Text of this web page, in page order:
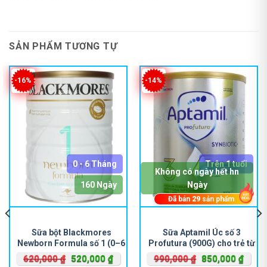
SẢN PHẨM TƯƠNG TỰ
-16%
Sữa bột Blackmores
Newborn Formula số 1 (0–6
tháng)
620,000₫ Giá
520,000 ₫Giá
0 - 6 Tháng
160 Ngày
-14%
Sữa Aptamil Úc số 3
Profutura (900G) cho trẻ từ
1-3 tuổi
990,000₫ Giá
850,000 ₫Giá
Trên 1 tuổi
Không có ngày hết hn
Ngày
Đã bán 29sản phẩm